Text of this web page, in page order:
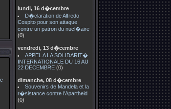
lundi, 16 d�cembre
D�claration de Alfredo
Cospito pour son attaque
contre un patron du nucl�aire
(0)
vendredi, 13 d�cembre
APPEL A LA SOLIDARIT�
INTERNATIONALE DU 16 AU
22 DECEMBRE(0)
dimanche, 08 d�cembre
Souvenirs de Mandela et la
r�sistance contre l'Apartheid
(0)